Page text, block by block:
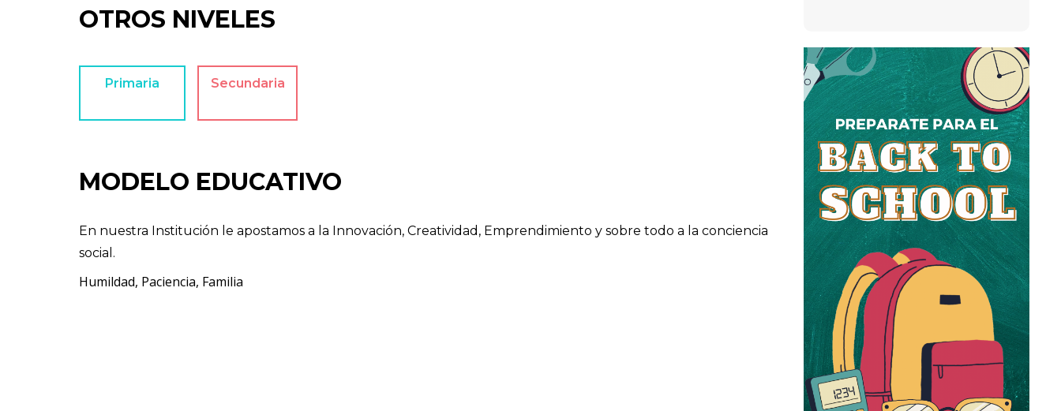
OTROS NIVELES
Primaria Secundaria
MODELO EDUCATIVO
En nuestra Institución le apostamos a la Innovación, Creatividad, Emprendimiento y sobre todo a la conciencia
social.
Humildad, Paciencia, Familia